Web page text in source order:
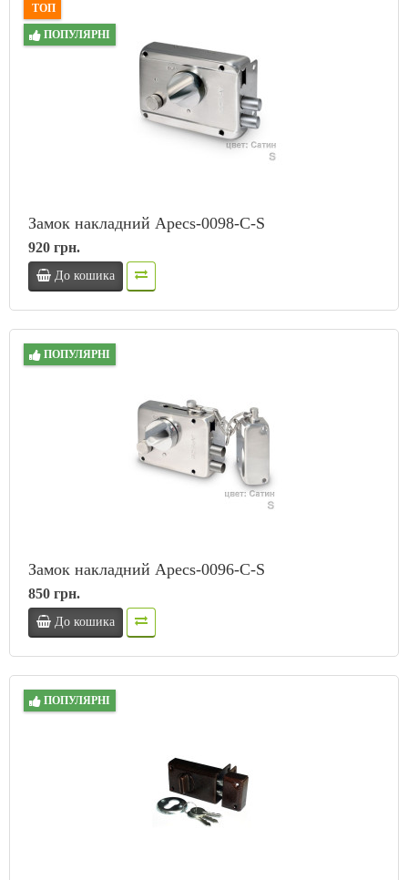
ТОП
ПОПУЛЯРНІ
Замок накладний Apecs-0098-C-S
920 грн.
До кошика
ПОПУЛЯРНІ
Замок накладний Apecs-0096-C-S
850 грн.
До кошика
ПОПУЛЯРНІ